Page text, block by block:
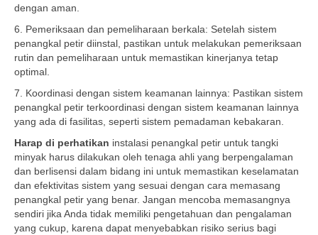
dengan aman.
6. Pemeriksaan dan pemeliharaan berkala: Setelah sistem
penangkal petir diinstal, pastikan untuk melakukan pemeriksaan
rutin dan pemeliharaan untuk memastikan kinerjanya tetap
optimal.
7. Koordinasi dengan sistem keamanan lainnya: Pastikan sistem
penangkal petir terkoordinasi dengan sistem keamanan lainnya
yang ada di fasilitas, seperti sistem pemadaman kebakaran.
Harap di perhatikan instalasi penangkal petir untuk tangki
minyak harus dilakukan oleh tenaga ahli yang berpengalaman
dan berlisensi dalam bidang ini untuk memastikan keselamatan
dan efektivitas sistem yang sesuai dengan cara memasang
penangkal petir yang benar. Jangan mencoba memasangnya
sendiri jika Anda tidak memiliki pengetahuan dan pengalaman
yang cukup, karena dapat menyebabkan risiko serius bagi